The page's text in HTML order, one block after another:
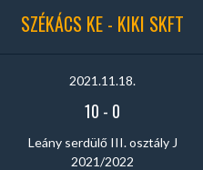
SZÉKÁCS KE - KIKI SKFT
2021.11.18.
10 - 0
Leány serdülő III. osztály J
2021/2022